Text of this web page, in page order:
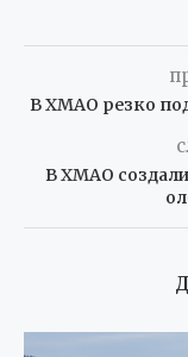
В ХМАО резко
В ХМАО